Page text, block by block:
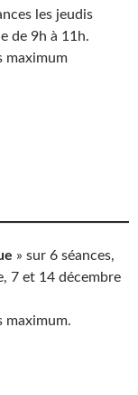
les jeudis
de 9h à 11h.
maximum
» sur 6 séances,
7 et 14 décembre
maximum.